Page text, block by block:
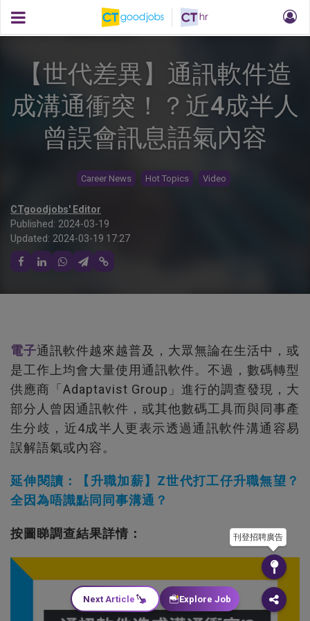
【世代差異】通訊軟件造
成溝通衝突！？近4成半人
曾誤會訊息語氣內容
Career News Hot Topics Video
CTgoodjobs' Editor
Published: 2024-03-19
Updated: 2024-03-19 17:27
電子通訊軟件越來越普及，大眾無論在生活中，或
是工作上均會大量使用通訊軟件。不過，數碼轉型
供應商「Adaptavist Group」進行的調查發現，大
部分人曾因通訊軟件，或其他數碼工具而與同事產
生分歧，近4成半人更表示透過通訊軟件溝通容易
誤解語氣或內容。
延伸閱讀：【升職加薪】Z世代打工仔升職無望？
全因為唔識點同同事溝通？
按圖睇調查結果詳情： 刊登招聘廣告
Next Article Explore Job